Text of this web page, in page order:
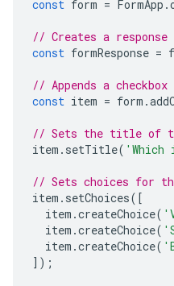
const form = FormApp .
// Creates a
const formResponse =
// Appends a
const item = form .
// Sets the title of
item . setTitle( 'Which
// Sets choices for
item . setChoices([
item .createChoice(
item .createChoice(
item .createChoice(
]);